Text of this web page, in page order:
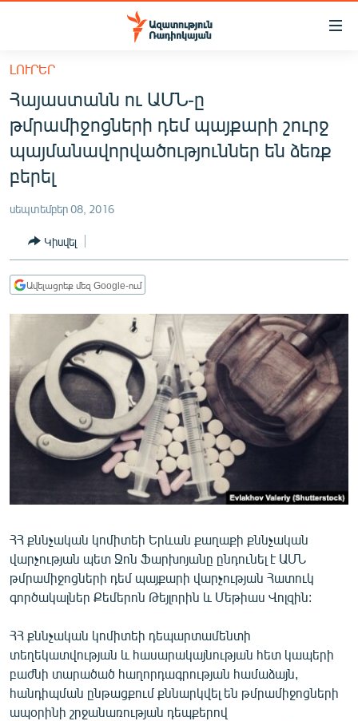
Մատչելիության
հիմնական
բովանդակությանը
Անցնել
հիմնական
մենյուին
Որոնում
ՀԱՅԱՍՏԱՆ
ՔԱՂԱՔԱԿԱՆ
ԸՆՏՐՈՒԹՅՈՒՆՆԵՐ 2026
ՏՆՏԵՍՈՒԹՅՈՒՆ
ՂԱՐԱԲԱՂ
ՊԱՏԵՐԱԶՄԻ 6 ՇԱԲԱԹՆԵՐԸ
ՏԱՐԱԾԱՇՐՋԱՆ
ՄԻՋԱԶԳԱՅԻՆ
ՄՇԱԿՈՒՅԹ
ՍՊՈՐՏ
ՄԵԿՆԱԲԱՆՈՒԹՅՈՒՆ
ԱՐԽԻՎ
ՏԵՍԱՆՅՈՒԹԵՐ
ԲԱՆԱՎԵՃ
ՁԳՏԵԼՈՎ ԼԱՎԱԳՈՒՅՆԻՆ
ՓՈԴՔԱՍԹ
Հայերեն
ԼՈՒՐԵՐ
Հայաստանն ու ԱՄՆ-ը
թմրամիջոցների դեմ պայքարի շուրջ
պայմանավորվածություններ են ձեռք
բերել
սեպտեմբեր 08, 2016
Կիսվել
Ավելացրեք մեզ Google-ում
ՀՀ քննչական կոմիտեի Երևան քաղաքի քննչական
վարչության պետ Ջոն Ֆարխոյանը ընդունել է ԱՄՆ
թմրամիջոցների դեմ պայքարի վարչության Հատուկ
գործակալներ Քեմերոն Թեյլորին և Մեթիաս Վոլզին:
ՀՀ քննչական կոմիտեի դեպարտամենտի
տեղեկատվության և հասարակայնության հետ կապերի
բաժնի տարածած հաղորդագրության համաձայն,
հանդիպման ընթացքում քննարկվել են թմրամիջոցների
ապօրինի շրջանառության դեպքերով